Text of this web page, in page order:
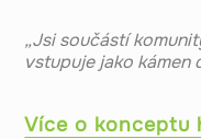
„Jsi součástí
vstupuje jako kámen
Více o konceptu